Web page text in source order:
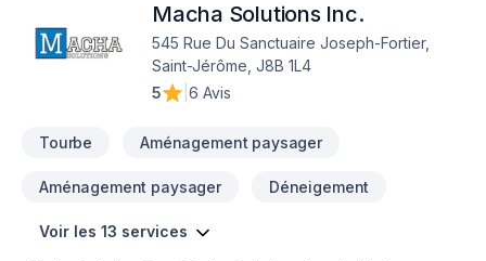
Macha Solutions Inc.
545 Rue Du Sanctuaire Joseph-Fortier,
Saint-Jérôme, J8B 1L4
5
6 Avis
Tourbe Aménagement paysager
Aménagement paysager Déneigement
Voir les 13 services